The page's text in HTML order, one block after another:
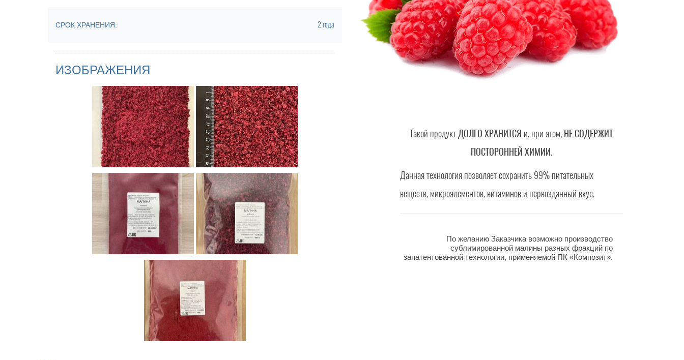
СРОК ХРАНЕНИЯ: 2 года
ИЗОБРАЖЕНИЯ
Такой продуктДОЛГО ХРАНИТСЯ и, при этом, НЕ СОДЕРЖИТ
ПОСТОРОННЕЙ ХИМИИ.
Данная технология позволяет сохранить 99% питательных
веществ, микроэлементов, витаминов и первозданный вкус.
По желанию Заказчика возможно производство
сублимированной малины разных фракций по
запатентованной технологии, применяемой ПК «Композит».